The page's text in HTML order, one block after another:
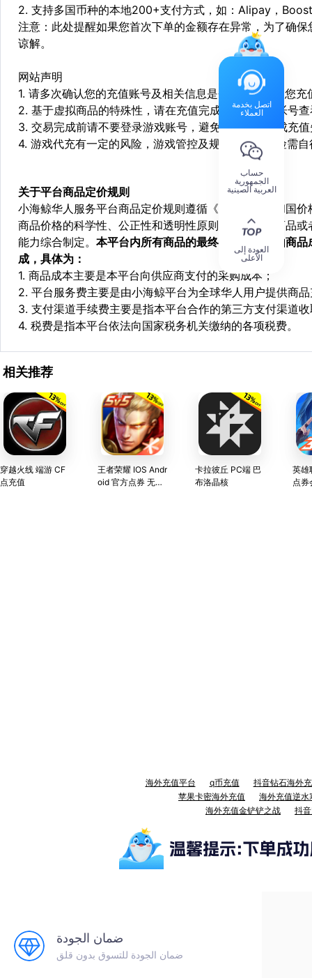
2. 支持多国币种的本地200+支付方式，如：Alipay，
注意：此处提醒如果您首次下单的金额存在异常，为了确
谅解。
网站声明
1. 请多次确认您的充值账号及相关信息是否正确，如因您
2. 基于虚拟商品的特殊性，请在充值完成后登陆您的帐号
3. 交易完成前请不要登录游戏账号，避免由于顶号造成充
4. 游戏代充有一定的风险，游戏管控及规则处罚等风险需
关于平台商品定价规则
小海鲸华人服务平台商品定价规则遵循《中华人民共和国
商品价格的科学性、公正性和透明性原则，依据相关商品
能力综合制定。 本平台内所有商品的最终销售价格均由商
成，具体为：
1. 商品成本主要是本平台向供应商支付的采购成本；
2. 平台服务费主要是由小海鲸平台为全球华人用户提供商
3. 支付渠道手续费主要是指本平台合作的第三方支付渠道
4. 税费是指本平台依法向国家税务机关缴纳的各项税费。
相关推荐
穿越火线 端游 CF
点充值
王者荣耀 IOS Andr
oid 官方点券 无第
卡拉彼丘 PC端 巴
布洛晶核
英雄
点券
海外充值平台 q币充值
抖音钻石海外
苹果卡密海外充值
海外充值逆水
海外充值金铲铲之战
抖
ضمان الجودة
ضمان الجودة للتسوق بدون قلق
اتصل بخدمة
العملاء
حساب
الجمهورية
العربية الصينية
العودة إلى
الأعلى